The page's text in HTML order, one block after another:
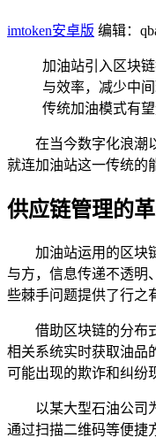
imtoken安卓版 编辑：
加油站引入区块
与效率，减少中
传统加油模式有
在当今数字化浪潮
就连加油站这一传统的
供应链管理的
加油站运用的区块
与方，信息传递不透明
些棘手问题提供了行之
借助区块链的分布
相关系统实时获取油品
可能出现的欺诈和纠纷
以某大型石油公司
通过扫描二维码等便捷